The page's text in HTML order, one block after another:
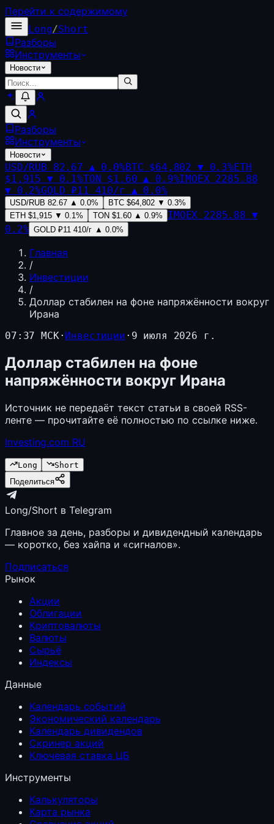
Перейти к содержимому
Long/Short
Разборы
Инструменты
Новости
Разборы
Инструменты
Новости
USD/RUB 82.67 ▲ 0.0%BTC $64,802 ▼ 0.3%ETH
$1,915 ▼ 0.1%TON $1.60 ▲ 0.9%IMOEX 2285.88
▼ 0.2%GOLD ₽11 410/г ▲ 0.0%
USD/RUB 82.67 ▲ 0.0% BTC $64,802 ▼ 0.3%
ETH $1,915 ▼ 0.1% TON $1.60 ▲ 0.9% IMOEX 2285.88 ▼
0.2% GOLD ₽11 410/г ▲ 0.0%
Главная
/
Инвестиции
/
Доллар стабилен на фоне напряжённости вокруг
Ирана
07:37 МСК· Инвестиции · 9 июля 2026 г.
Доллар стабилен на фоне
напряжённости вокруг Ирана
Источник не передаёт текст статьи в своей RSS-
ленте — прочитайте её полностью по ссылке ниже.
Investing.com RU
Long
Short
Поделиться
Long/Short в Telegram
Главное за день, разборы и дивидендный календарь
— коротко, без хайпа и «сигналов».
Подписаться
Рынок
Акции
Облигации
Криптовалюты
Валюты
Сырьё
Индексы
Данные
Календарь событий
Экономический календарь
Календарь дивидендов
Скринер акций
Ключевая ставка ЦБ
Инструменты
Калькуляторы
Карта рынка